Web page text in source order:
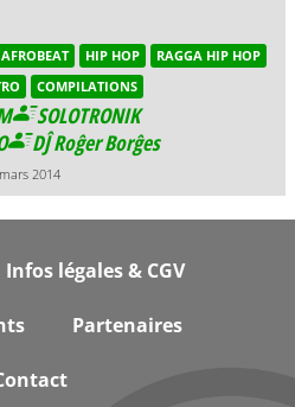
AFROBEAT HIP HOP
RAGGA HIP HOP
COMPILATIONS
SOLOTRONIK
DĴ Roĝer Borĝes
mars 2014
Infos légales & CGV
Partenaires